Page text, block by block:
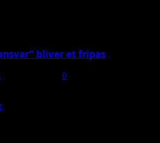
bliver et fripas
0